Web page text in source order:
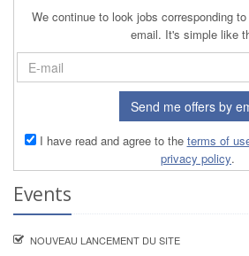
We continue to look jobs corresponding
email. It's simple like
Send me offers by
I have read and agree to the terms of
privacy policy.
Events
NOUVEAU LANCEMENT DU SITE